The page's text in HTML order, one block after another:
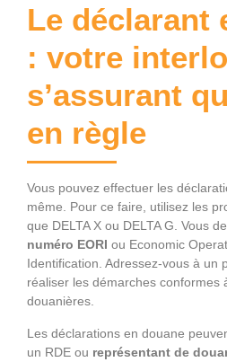
Le déclarant
: votre
s’assurant
en règle
Vous pouvez effectuer les
même. Pour ce faire, utilisez les
que DELTA X ou DELTA G. Vous
numéro EORI ou Economic
Identification. Adressez-vous à un
réaliser les démarches conformes
douanières.
Les déclarations en douane
un RDE ou représentant de